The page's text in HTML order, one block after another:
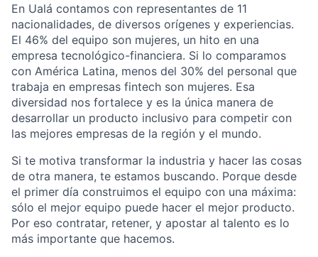
En Ualá contamos con representantes de 11
nacionalidades, de diversos orígenes y experiencias.
El 46% del equipo son mujeres, un hito en una
empresa tecnológico-financiera. Si lo comparamos
con América Latina, menos del 30% del personal que
trabaja en empresas fintech son mujeres. Esa
diversidad nos fortalece y es la única manera de
desarrollar un producto inclusivo para competir con
las mejores empresas de la región y el mundo.
Si te motiva transformar la industria y hacer las cosas
de otra manera, te estamos buscando. Porque desde
el primer día construimos el equipo con una máxima:
sólo el mejor equipo puede hacer el mejor producto.
Por eso contratar, retener, y apostar al talento es lo
más importante que hacemos.